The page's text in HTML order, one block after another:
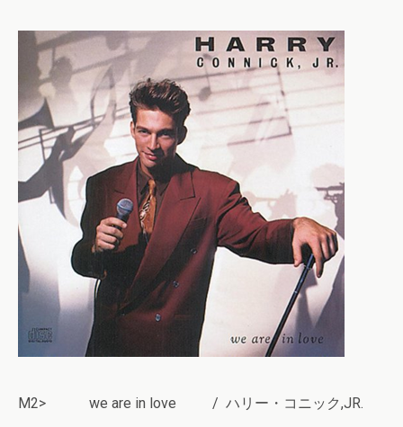
M2> we are in love / ハリー・コニック,JR.